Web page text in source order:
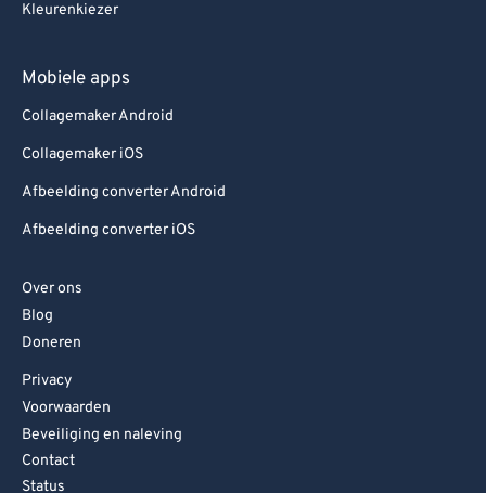
Kleurenkiezer
Mobiele apps
Collagemaker Android
Collagemaker iOS
Afbeelding converter Android
Afbeelding converter iOS
Over ons
Blog
Doneren
Privacy
Voorwaarden
Beveiliging en naleving
Contact
Status